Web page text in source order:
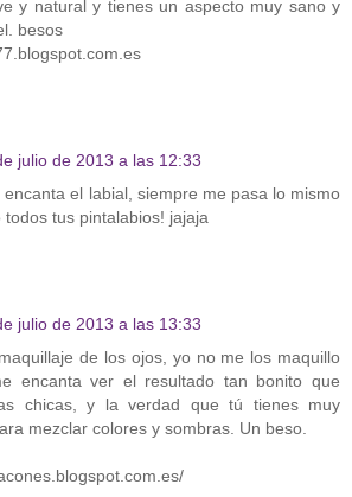
y natural y tienes un aspecto muy sano y
besos
julio de 2013 a las 12:33
encanta el labial, siempre me pasa lo mismo
tus pintalabios! jajaja
julio de 2013 a las 13:33
de los ojos, yo no me los maquillo
encanta ver el resultado tan bonito que
chicas, y la verdad que tú tienes muy
mezclar colores y sombras. Un beso.